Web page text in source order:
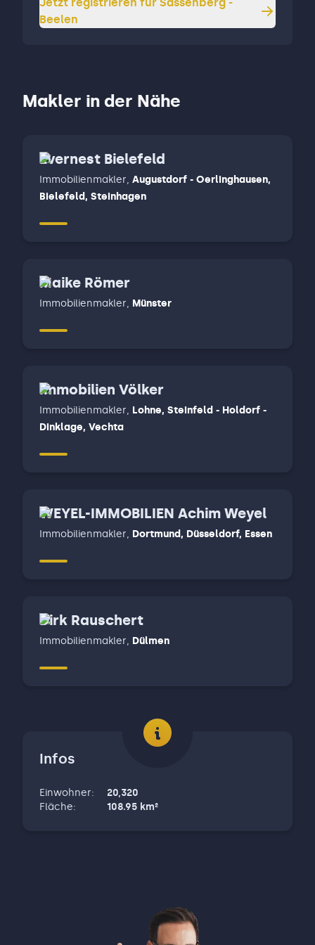
Beelen
Makler in der Nähe
Evernest Bielefeld
Immobilienmakler, Augustdorf - Oerlinghausen,
Bielefeld, Steinhagen
Maike Römer
Immobilienmakler, Münster
Immobilien Völker
Immobilienmakler, Lohne, Steinfeld - Holdorf -
Dinklage, Vechta
WEYEL-IMMOBILIEN Achim Weyel
Immobilienmakler, Dortmund, Düsseldorf, Essen
Dirk Rauschert
Immobilienmakler, Dülmen
Infos
Einwohner:
20,320
Fläche: 108.95 km²